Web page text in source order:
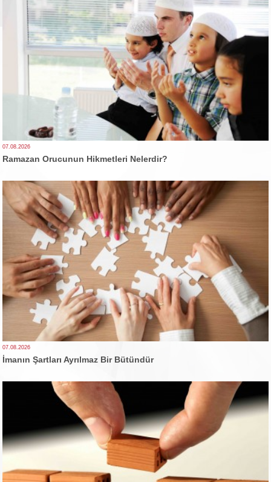
07.08.2026
Ramazan Orucunun Hikmetleri Nelerdir?
07.08.2026
İmanın Şartları Ayrılmaz Bir Bütündür